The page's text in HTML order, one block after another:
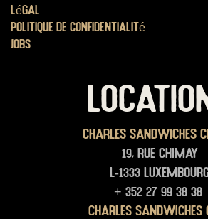
Légal
Politique de confidentialité
Jobs
Charles Sandwiches
19, rue Chimay
L-1333
+ 352 27 99 38 38
Charles Sandwiches